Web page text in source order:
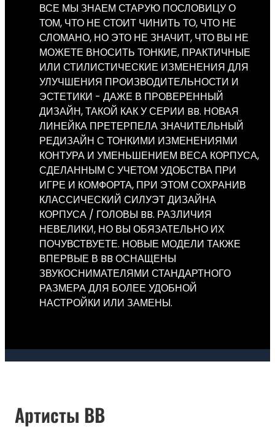
ВСЕ МЫ ЗНАЕМ СТАРУЮ ПОСЛОВИЦУ О
ТОМ, ЧТО НЕ СТОИТ ЧИНИТЬ ТО, ЧТО НЕ
СЛОМАНО, НО ЭТО НЕ ЗНАЧИТ, ЧТО ВЫ НЕ
МОЖЕТЕ ВНОСИТЬ ТОНКИЕ, ПРАКТИЧНЫЕ
ИЛИ СТИЛИСТИЧЕСКИЕ ИЗМЕНЕНИЯ ДЛЯ
УЛУЧШЕНИЯ ПРОИЗВОДИТЕЛЬНОСТИ И
ЭСТЕТИКИ - ДАЖЕ В ПРОВЕРЕННЫЙ
ДИЗАЙН, ТАКОЙ КАК У СЕРИИ BB. НОВАЯ
ЛИНЕЙКА ПРЕТЕРПЕЛА ЗНАЧИТЕЛЬНЫЙ
РЕДИЗАЙН С ТОНКИМИ ИЗМЕНЕНИЯМИ
КОНТУРА И УМЕНЬШЕНИЕМ ВЕСА КОРПУСА,
СДЕЛАННЫМ С УЧЕТОМ УДОБСТВА ПРИ
ИГРЕ И КОМФОРТА, ПРИ ЭТОМ СОХРАНИВ
КЛАССИЧЕСКИЙ СИЛУЭТ ДИЗАЙНА
КОРПУСА / ГОЛОВЫ BB. РАЗЛИЧИЯ
НЕВЕЛИКИ, НО ВЫ ОБЯЗАТЕЛЬНО ИХ
ПОЧУВСТВУЕТЕ. НОВЫЕ МОДЕЛИ ТАКЖЕ
ВПЕРВЫЕ В BB ОСНАЩЕНЫ
ЗВУКОСНИМАТЕЛЯМИ СТАНДАРТНОГО
РАЗМЕРА ДЛЯ БОЛЕЕ УДОБНОЙ
НАСТРОЙКИ ИЛИ ЗАМЕНЫ.
Артисты BB